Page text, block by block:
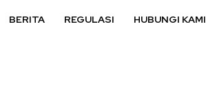
BERITA REGULASI HUBUNGI KAMI